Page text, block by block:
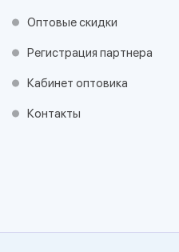
Оптовые скидки
Регистрация партнера
Кабинет оптовика
Контакты